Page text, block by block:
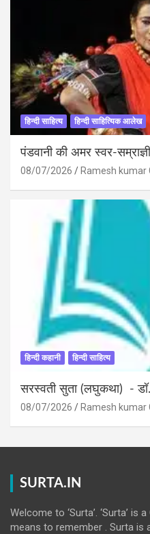
हिन्दी साहित्य हिन्दी साहित्यिक आलेख
पंडवानी की अमर स्वर-
08/07/2026 Ramesh kumar
हिन्दी कहानी हिन्दी साहित्य
सरस्वती सुता (लघुकथा) ​- डॉ.
08/07/2026 Ramesh kumar
SURTA.IN
Welcome to ‘Surta’. ‘Surta’ is
means to remember . Surta is